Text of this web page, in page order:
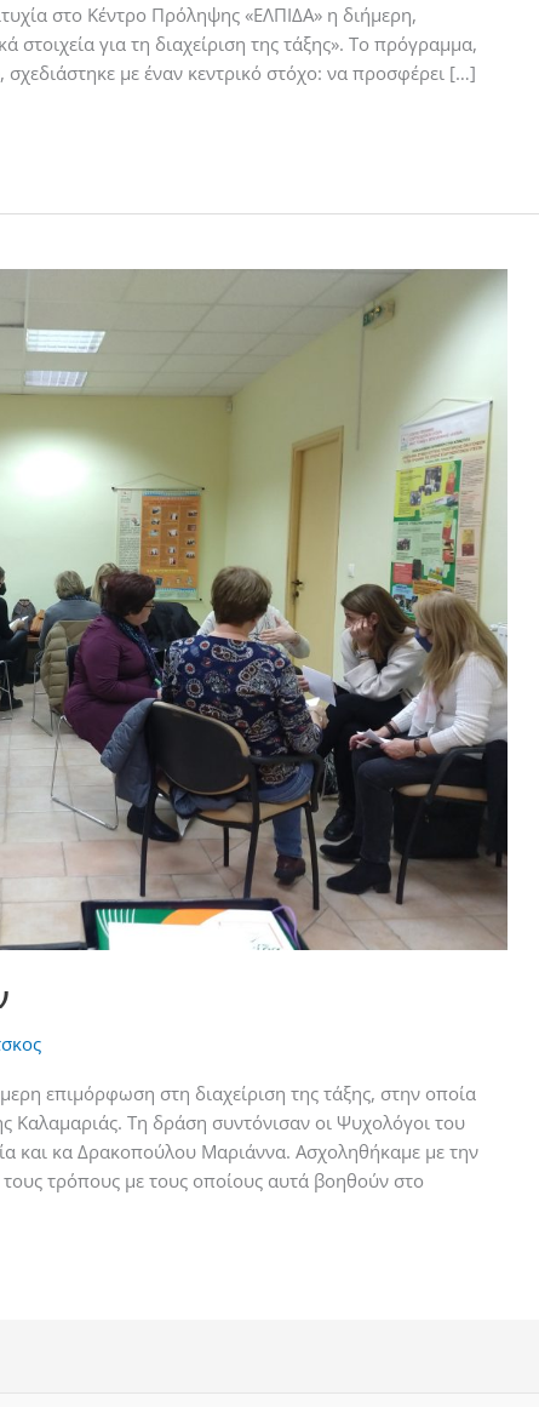
στο Κέντρο Πρόληψης «ΕΛΠΙΔΑ» η διήμερη,
για τη διαχείριση της τάξης». Το πρόγραμμα,
με έναν κεντρικό στόχο: να προσφέρει […]
επιμόρφωση στη διαχείριση της τάξης, στην οποία
Καλαμαριάς. Τη δράση συντόνισαν οι Ψυχολόγοι του
και κα Δρακοπούλου Μαριάννα. Ασχοληθήκαμε με την
τρόπους με τους οποίους αυτά βοηθούν στο